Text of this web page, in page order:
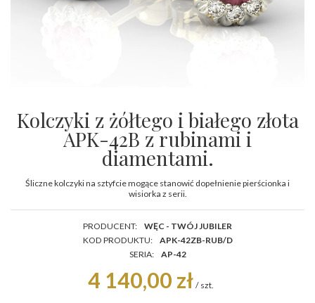
Kolczyki z żółtego i białego złota
APK-42B z rubinami i
diamentami.
Śliczne kolczyki na sztyfcie mogące stanowić dopełnienie pierścionka i
wisiorka z serii.
PRODUCENT:
WĘC - TWÓJ JUBILER
KOD PRODUKTU:
APK-42ZB-RUB/D
SERIA:
AP-42
4 140,00 zł / szt.